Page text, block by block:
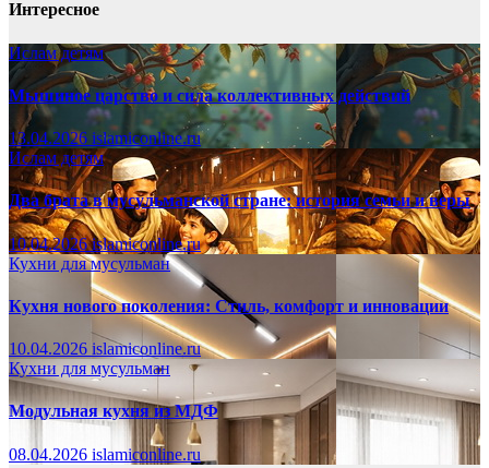
Интересное
Ислам детям
Мышиное царство и сила коллективных действий
13.04.2026 islamiconline.ru
Ислам детям
Два брата в мусульманской стране: история семьи и веры
10.04.2026islamiconline.ru
Кухни для мусульман
Кухня нового поколения: Стиль, комфорт и инновации
10.04.2026 islamiconline.ru
Кухни для мусульман
Модульная кухня из МДФ
08.04.2026 islamiconline.ru